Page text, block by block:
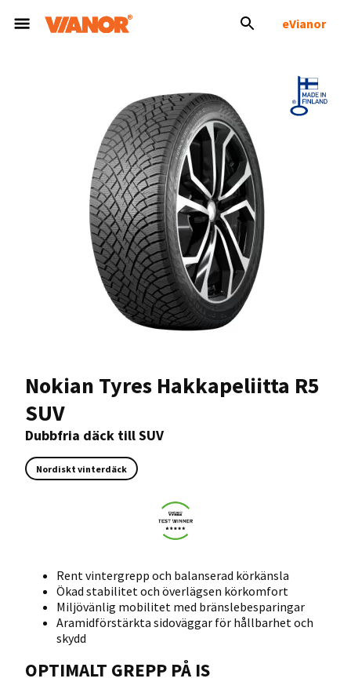
eVianor
Nokian Tyres Hakkapeliitta R5
SUV
Dubbfria däck till SUV
Nordiskt vinterdäck
Rent vintergrepp och balanserad körkänsla
Ökad stabilitet och överlägsen körkomfort
Miljövänlig mobilitet med bränslebesparingar
Aramidförstärkta sidoväggar för hållbarhet och
skydd
OPTIMALT GREPP PÅ IS